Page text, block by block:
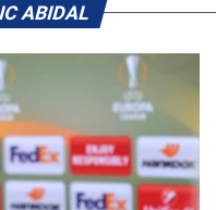
ABIDAL